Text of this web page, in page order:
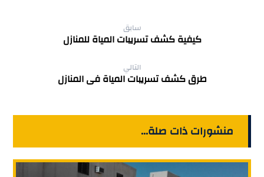
سابق
كيفية كشف تسريبات المياة للمنازل
التالي
طرق كشف تسريبات المياة فى المنازل
منشورات ذات صلة...